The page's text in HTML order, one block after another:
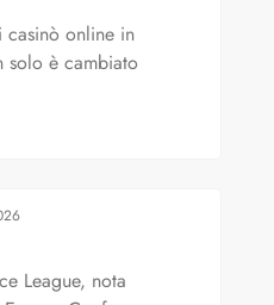
casinò online in
solo è cambiato
League, nota